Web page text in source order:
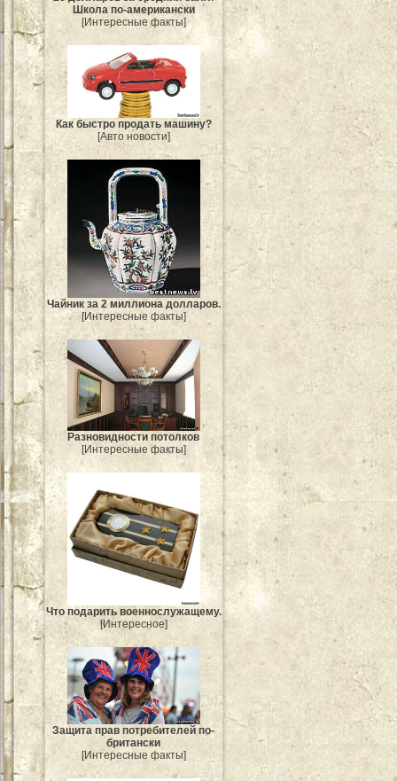
Школа по-американски
[Интересные факты]
Как быстро продать машину?
[Авто новости]
Чайник за 2 миллиона долларов.
[Интересные факты]
Разновидности потолков
[Интересные факты]
Что подарить военнослужащему.
[Интересное]
Защита прав потребителей по-
британски
[Интересные факты]